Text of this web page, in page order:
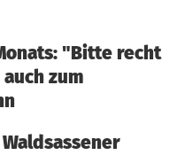
"Bitte recht
zum